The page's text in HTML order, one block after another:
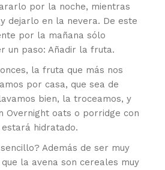
por la noche, mientras
dejarlo en la nevera. De este
por la mañana sólo
un paso: Añadir la fruta.
la fruta que más nos
por casa, que sea de
bien, la troceamos, y
Overnight oats o porridge con
hidratado.
Además de ser muy
la avena son cereales muy